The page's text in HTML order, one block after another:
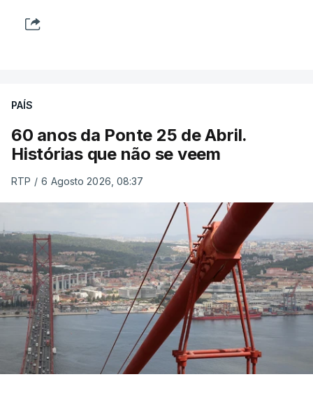
PAÍS
60 anos da Ponte 25 de Abril.
Histórias que não se veem
RTP / 6 Agosto 2026, 08:37